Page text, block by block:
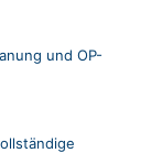
und OP-